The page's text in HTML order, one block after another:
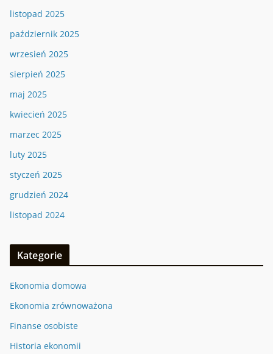
listopad 2025
październik 2025
wrzesień 2025
sierpień 2025
maj 2025
kwiecień 2025
marzec 2025
luty 2025
styczeń 2025
grudzień 2024
listopad 2024
Kategorie
Ekonomia domowa
Ekonomia zrównoważona
Finanse osobiste
Historia ekonomii